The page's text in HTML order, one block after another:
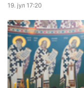
19. јул 17:20